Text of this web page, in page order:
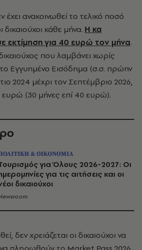
έχει ανακοινωθεί το τελικό ποσό
κάθε μήνα. Η κα
εκτίμηση για 40 ευρώ τον μήνα.
που λαμβάνει χωρίς
Εγγυημένο Εισόδημα (σ.σ. πρώην
2024 μέχρι τον Σεπτέμβριο 2026,
(30 μήνες επί 40 ευρώ).
& ΟΙΚΟΝΟΜΙΑ
για Όλους 2026-2027: Οι
για τις αιτήσεις και οι
δικαιούχοι
δεν χρειάζεται οι δικαιούχοι να